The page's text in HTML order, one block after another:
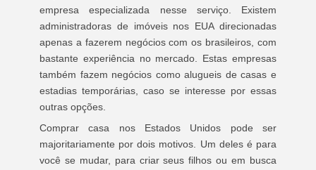
empresa especializada nesse serviço. Existem
administradoras de imóveis nos EUA direcionadas
apenas a fazerem negócios com os brasileiros, com
bastante experiência no mercado. Estas empresas
também fazem negócios como alugueis de casas e
estadias temporárias, caso se interesse por essas
outras opções.
Comprar casa nos Estados Unidos pode ser
majoritariamente por dois motivos. Um deles é para
você se mudar, para criar seus filhos ou em busca